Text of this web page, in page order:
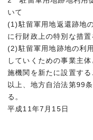
いて
(1)駐留軍用地返還跡地
に行財政上の特別な措置
(2)駐留軍用地跡地の利
していくための事業主
施機関を新たに設置する
以上、地方自治法第99
る。
平成11年7月15日